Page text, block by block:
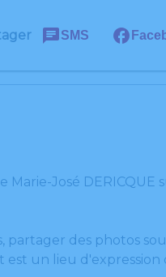
SMS
Marie-José DERICQUE
partager des photos
est un lieu